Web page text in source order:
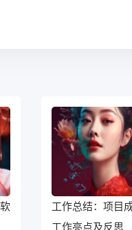
工作总结：项目成
工作亮点及反思